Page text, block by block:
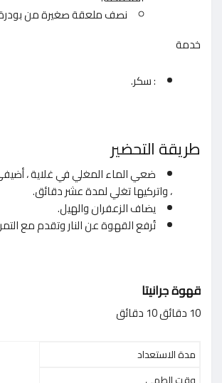
نصف ملعقة صغيرة من
خدمة
: سكر.
طريقة التحضير
ضعي الماء المغلي في غلاية ،
، واتركيها تغلي لمدة عشر دقائق.
يضاف الزعفران والهيل.
تُرفع القهوة عن النار وتقدم مع
قهوة جرانيتا
10 دقائق 10 دقائق
مدة الاستعداد